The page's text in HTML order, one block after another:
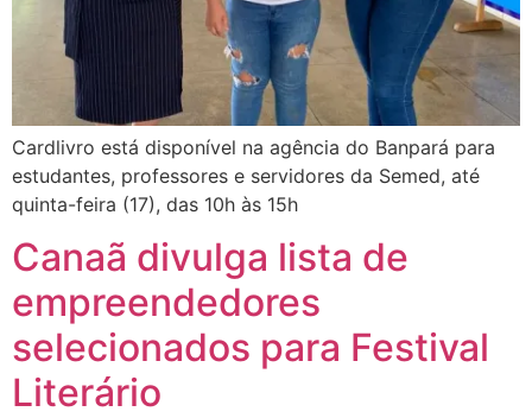
Cardlivro está disponível na agência do Banpará para
estudantes, professores e servidores da Semed, até
quinta-feira (17), das 10h às 15h
Canaã divulga lista de
empreendedores
selecionados para Festival
Literário